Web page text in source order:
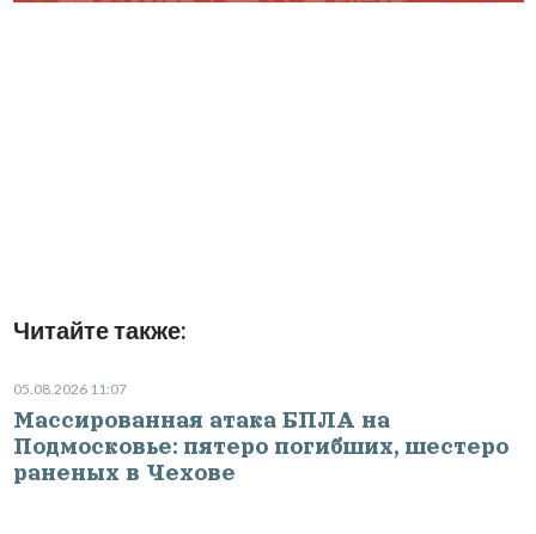
Читайте также:
05.08.2026 11:07
Массированная атака БПЛА на
Подмосковье: пятеро погибших, шестеро
раненых в Чехове